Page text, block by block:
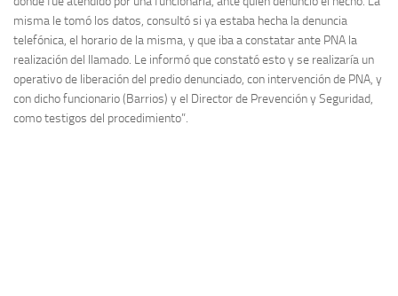
misma le tomó los datos, consultó si ya estaba hecha la denuncia
telefónica, el horario de la misma, y que iba a constatar ante PNA la
realización del llamado. Le informó que constató esto y se realizaría un
operativo de liberación del predio denunciado, con intervención de PNA, y
con dicho funcionario (Barrios) y el Director de Prevención y Seguridad,
como testigos del procedimiento”.